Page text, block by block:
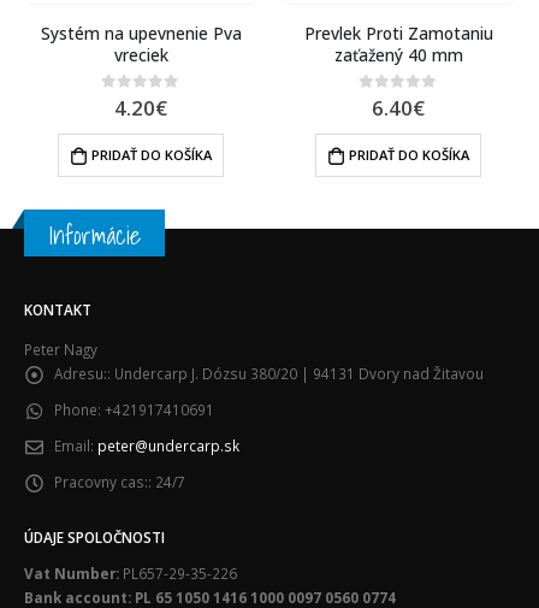
Systém na upevnenie Pva
vreciek
out of 5
4.20€
PRIDAŤ DO KOŠÍKA
Prevlek Proti Zamotaniu
zaťažený 40 mm
out of 5
6.40€
PRIDAŤ DO KOŠÍKA
Informácie
KONTAKT
Peter Nagy
Adresu:: Undercarp J. Dózsu 380/20 | 94131 Dvory nad Žitavou
Phone: +421917410691
Email: peter@undercarp.sk
Pracovny cas:: 24/7
ÚDAJE SPOLOČNOSTI
Vat Number: PL657-29-35-226
Bank account: PL 65 1050 1416 1000 0097 0560 0774